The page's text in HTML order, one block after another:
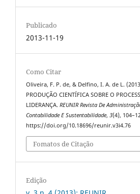
Publicado
2013-11-19
Como Citar
Oliveira, F. P. de, & Delfino, I. A. de L.
PRODUÇÃO CIENTÍFICA SOBRE O
LIDERANÇA.REUNIR Revista De
Contabilidade E Sustentabilidade,3(4),
https://doi.org/10.18696/reunir.v3i4.76
Fomatos de Citação
Edição